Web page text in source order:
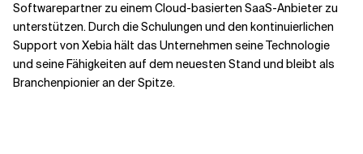
Softwarepartner zu einem Cloud-basierten SaaS-Anbieter zu
unterstützen. Durch die Schulungen und den kontinuierlichen
Support von Xebia hält das Unternehmen seine Technologie
und seine Fähigkeiten auf dem neuesten Stand und bleibt als
Branchenpionier an der Spitze.